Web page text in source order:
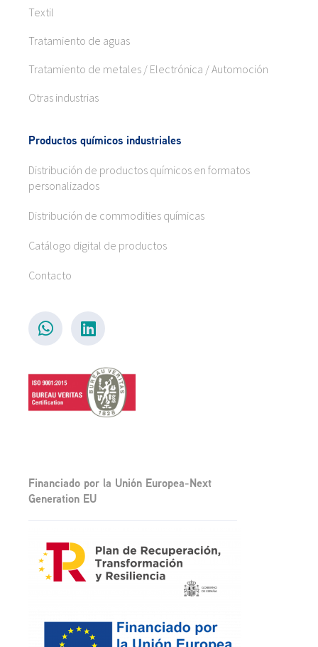
Textil
Tratamiento de aguas
Tratamiento de metales / Electrónica / Automoción
Otras industrias
Productos químicos industriales
Distribución de productos químicos en formatos
personalizados
Distribución de commodities químicas
Catálogo digital de productos
Contacto
Financiado por la Unión Europea-Next
Generation EU